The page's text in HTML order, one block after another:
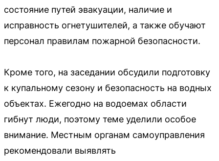
состояние путей эвакуации, наличие и
исправность огнетушителей, а также обучают
персонал правилам пожарной безопасности.
Кроме того, на заседании обсудили подготовку
к купальному сезону и безопасность на водных
объектах. Ежегодно на водоемах области
гибнут люди, поэтому теме уделили особое
внимание. Местным органам самоуправления
рекомендовали выявлять